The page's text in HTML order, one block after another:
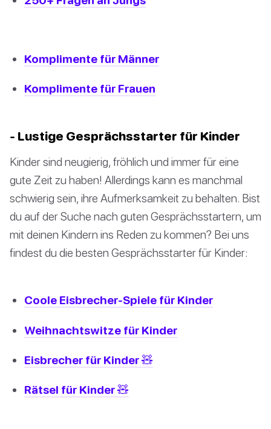
Komplimente für Männer
Komplimente für Frauen
- Lustige Gesprächsstarter für Kinder
Kinder sind neugierig, fröhlich und immer für eine
gute Zeit zu haben! Allerdings kann es manchmal
schwierig sein, ihre Aufmerksamkeit zu behalten. Bist
du auf der Suche nach guten Gesprächsstartern, um
mit deinen Kindern ins Reden zu kommen? Bei uns
findest du die besten Gesprächsstarter für Kinder:
Coole Eisbrecher-Spiele für Kinder
Weihnachtswitze für Kinder
Eisbrecher für Kinder 🧸
Rätsel für Kinder 🧸